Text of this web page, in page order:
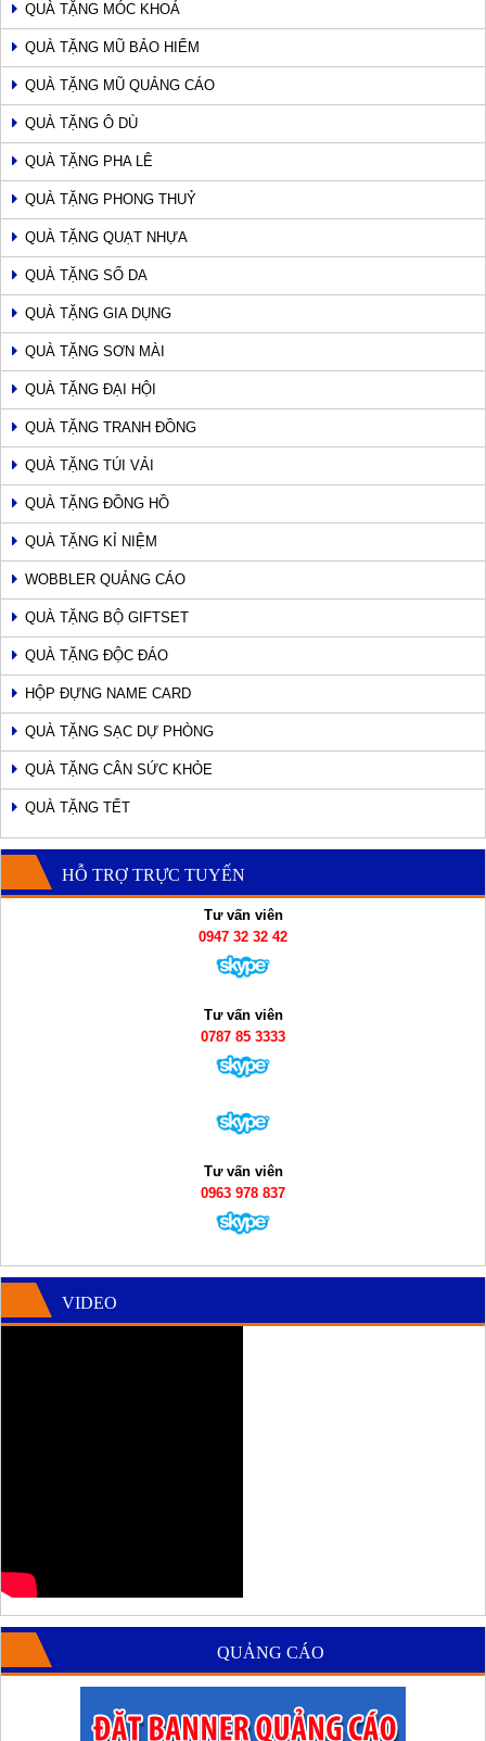
QUÀ TẶNG MÓC KHOÁ
QUÀ TẶNG MŨ BẢO HIỂM
QUÀ TẶNG MŨ QUẢNG CÁO
QUÀ TẶNG Ô DÙ
QUÀ TẶNG PHA LÊ
QUÀ TẶNG PHONG THUỶ
QUÀ TẶNG QUẠT NHỰA
QUÀ TẶNG SỔ DA
QUÀ TẶNG GIA DỤNG
QUÀ TẶNG SƠN MÀI
QUÀ TẶNG ĐẠI HỘI
QUÀ TẶNG TRANH ĐỒNG
QUÀ TẶNG TÚI VẢI
QUÀ TẶNG ĐỒNG HỒ
QUÀ TẶNG KỈ NIỆM
WOBBLER QUẢNG CÁO
QUÀ TẶNG BỘ GIFTSET
QUÀ TẶNG ĐỘC ĐÁO
HỘP ĐỰNG NAME CARD
QUÀ TẶNG SẠC DỰ PHÒNG
QUÀ TẶNG CÂN SỨC KHỎE
QUÀ TẶNG TẾT
HỖ TRỢ TRỰC TUYẾN
Tư vấn viên
0947 32 32 42
Tư vấn viên
0787 85 3333
Tư vấn viên
0963 978 837
VIDEO
QUẢNG CÁO